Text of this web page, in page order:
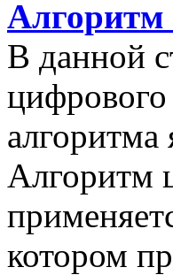
Алгоритм
В данной
алгоритма
Алгоритм
котором